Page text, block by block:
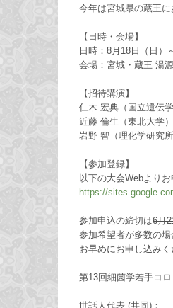
今年は宮城県の蔵王
【日時・会場】
日時：8月18日（日）
会場：宮城・蔵王 湯
【招待講演】
仁木 宏典（国立遺伝学
近藤 倫生（東北大学）
岩野 智（理化学研究所
【参加登録】
以下の大会Webよりお
https://
参加申込の締切は6月
参加希望者が多数の
お早めにお申し込み
第13回細菌学若手コ
世話人代表 (共同)：